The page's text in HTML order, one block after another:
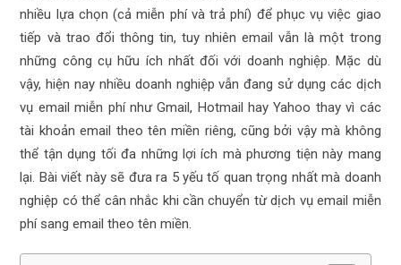
nhiều lựa chọn (cả miễn phí và trả phí) để phục vụ việc giao
tiếp và trao đổi thông tin, tuy nhiên email vẫn là một trong
những công cụ hữu ích nhất đối với doanh nghiệp. Mặc dù
vậy, hiện nay nhiều doanh nghiệp vẫn đang sử dụng các dịch
vụ email miễn phí như Gmail, Hotmail hay Yahoo thay vì các
tài khoản email theo tên miền riêng, cũng bởi vậy mà không
thể tận dụng tối đa những lợi ích mà phương tiện này mang
lại. Bài viết này sẽ đưa ra 5 yếu tố quan trọng nhất mà doanh
nghiệp có thể cân nhắc khi cần chuyển từ dịch vụ email miễn
phí sang email theo tên miền.